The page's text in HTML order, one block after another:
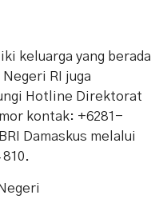
keluarga yang berada
RI juga
Hotline Direktorat
kontak: +6281-
Damaskus melalui